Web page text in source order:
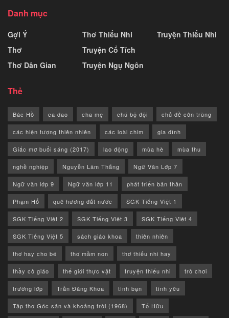
Danh mục
Gợi Ý
Thơ
Thơ Dân Gian
Thơ Thiếu Nhi
Truyện Cổ Tích
Truyện Ngụ Ngôn
Truyện Thiếu Nhi
Thẻ
Bác Hồ ca dao cha mẹ chú bộ đội chủ đề côn trùng
các hiện tượng thiên nhiên các loài chim gia đình
Giấc mơ buổi sáng (2017) lao động mùa hè mùa thu
nghề nghiệp Nguyễn Lãm Thắng Ngữ Văn Lớp 7
Ngữ văn lớp 9 Ngữ văn lớp 11 phát triển bản thân
Phạm Hổ quê hương đất nước SGK Tiếng Việt 1
SGK Tiếng Việt 2 SGK Tiếng Việt 3 SGK Tiếng Việt 4
SGK Tiếng Việt 5 sách giáo khoa thiên nhiên
thơ hay cho bé thơ mầm non thơ thiếu nhi hay
thầy cô giáo thế giới thực vật truyện thiếu nhi trò chơi
trường lớp Trần Đăng Khoa tình bạn tình yêu
Tập thơ Góc sân và khoảng trời (1968) Tố Hữu